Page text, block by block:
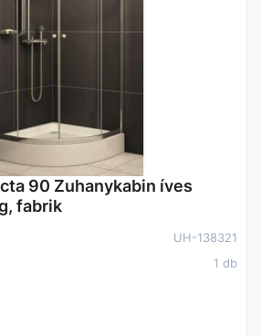
90 Zuhanykabin íves
fabrik
UH-138321
1 db